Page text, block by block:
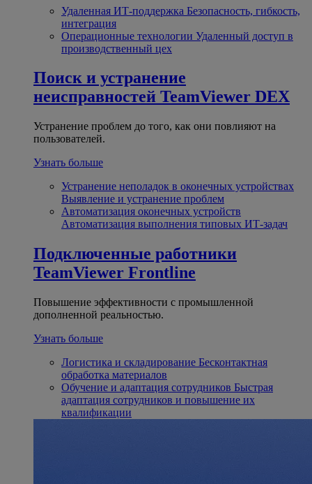
Удаленная ИТ-поддержка Безопасность, гибкость,
интеграция
Операционные технологии Удаленный доступ в
производственный цех
Поиск и устранение
неисправностей TeamViewer DEX
Устранение проблем до того, как они повлияют на
пользователей.
Узнать больше
Устранение неполадок в оконечных устройствах
Выявление и устранение проблем
Автоматизация оконечных устройств
Автоматизация выполнения типовых ИТ-задач
Подключенные работники
TeamViewer Frontline
Повышение эффективности с промышленной
дополненной реальностью.
Узнать больше
Логистика и складирование Бесконтактная
обработка материалов
Обучение и адаптация сотрудников Быстрая
адаптация сотрудников и повышение их
квалификации